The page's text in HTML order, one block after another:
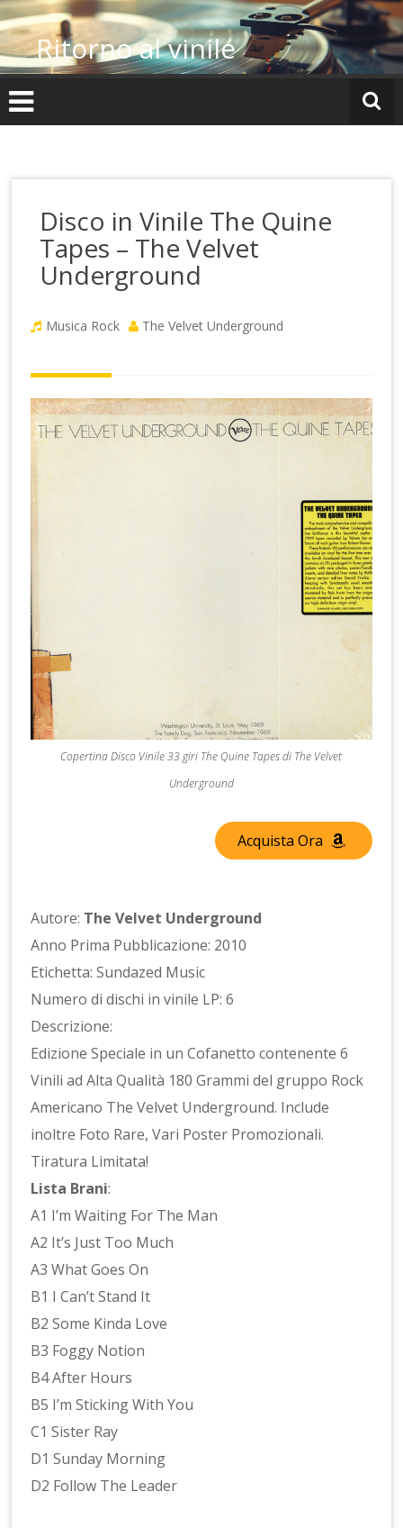
Vai
al
contenutoRitorno al vinile
Disco in Vinile The Quine
Tapes – The Velvet
Underground
Musica Rock The Velvet Underground
Copertina Disco Vinile 33 giri The Quine Tapes di The Velvet
Underground
Acquista Ora
Autore: The Velvet Underground
Anno Prima Pubblicazione: 2010
Etichetta: Sundazed Music
Numero di dischi in vinile LP: 6
Descrizione:
Edizione Speciale in un Cofanetto contenente 6
Vinili ad Alta Qualità 180 Grammi del gruppo Rock
Americano The Velvet Underground. Include
inoltre Foto Rare, Vari Poster Promozionali.
Tiratura Limitata!
Lista Brani:
A1 I’m Waiting For The Man
A2 It’s Just Too Much
A3 What Goes On
B1 I Can’t Stand It
B2 Some Kinda Love
B3 Foggy Notion
B4 After Hours
B5 I’m Sticking With You
C1 Sister Ray
D1 Sunday Morning
D2 Follow The Leader